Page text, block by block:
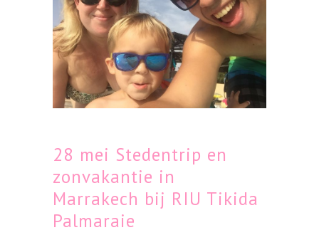
28 mei Stedentrip en
zonvakantie in
Marrakech bij RIU Tikida
Palmaraie